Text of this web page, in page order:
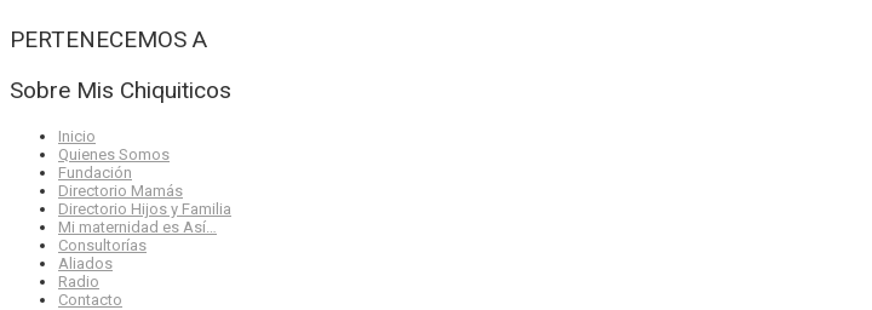
PERTENECEMOS A
Sobre Mis Chiquiticos
Inicio
Quienes Somos
Fundación
Directorio Mamás
Directorio Hijos y Familia
Mi maternidad es Así…
Consultorías
Aliados
Radio
Contacto